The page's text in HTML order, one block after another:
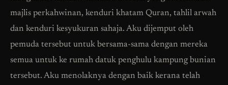
majlis perkahwinan, kenduri khatam Quran, tahlil arwah
dan kenduri kesyukuran sahaja. Aku dijemput oleh
pemuda tersebut untuk bersama-sama dengan mereka
semua untuk ke rumah datuk penghulu kampung bunian
tersebut. Aku menolaknya dengan baik kerana telah